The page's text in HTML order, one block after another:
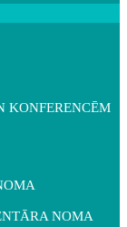
KONFERENCĒM
NOMA